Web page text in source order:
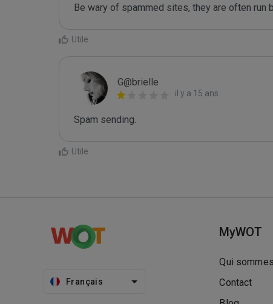
Be wary of spammed sites, they are often run
Utile
G@brielle
il y a 15 ans
Spam sending.
Utile
Français
MyWOT
Qui
Contact